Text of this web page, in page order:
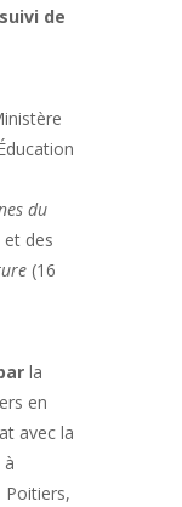
de
du
des
(16
la
en
avec la
à
Poitiers,